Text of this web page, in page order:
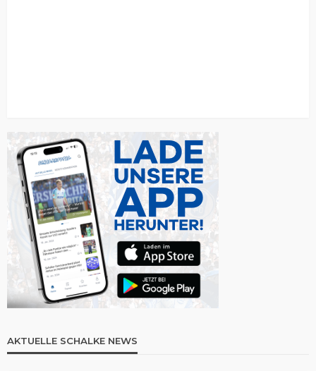
AKTUELLE SCHALKE NEWS